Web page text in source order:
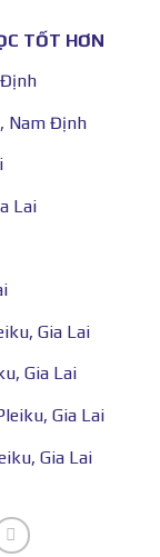
TỐT HƠN
Nam Định
Lai
Gia Lai
Gia Lai
Gia Lai
Gia Lai